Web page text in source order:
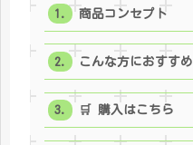
商品コンセプト
こんな方におすすめ
🛒 購入はこちら